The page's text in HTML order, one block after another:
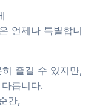
언제나 특별합니
즐길 수 있지만,
릅니다.
간,